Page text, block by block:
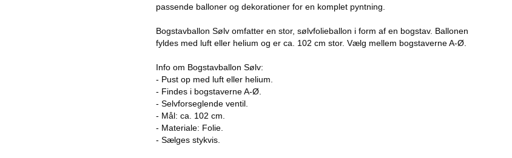
passende balloner og dekorationer for en komplet pyntning.
Bogstavballon Sølv omfatter en stor, sølvfolieballon i form af en bogstav. Ballonen
fyldes med luft eller helium og er ca. 102 cm stor. Vælg mellem bogstaverne A-Ø.
Info om Bogstavballon Sølv:
- Pust op med luft eller helium.
- Findes i bogstaverne A-Ø.
- Selvforseglende ventil.
- Mål: ca. 102 cm.
- Materiale: Folie.
- Sælges stykvis.